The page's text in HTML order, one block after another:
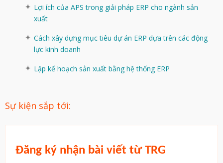
Lợi ích của APS trong giải pháp ERP cho ngành sản
xuất
Cách xây dựng mục tiêu dự án ERP dựa trên các động
lực kinh doanh
Lập kế hoạch sản xuất bằng hệ thống ERP
Sự kiện sắp tới:
Đăng ký nhận bài viết từ TRG